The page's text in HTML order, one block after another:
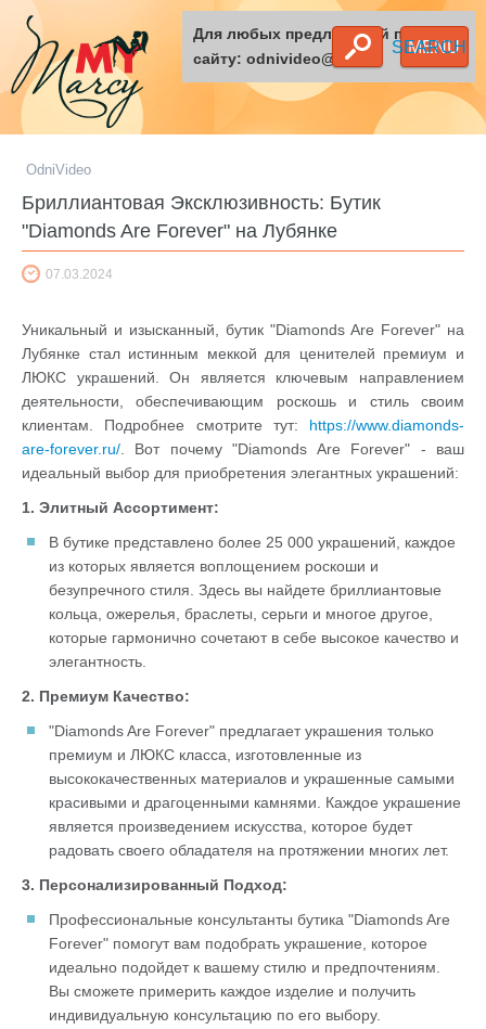
MENU
SEARCH
OdniVideo
Бриллиантовая Эксклюзивность: Бутик
"Diamonds Are Forever" на Лубянке
07.03.2024
Уникальный и изысканный, бутик "Diamonds Are Forever" на
Лубянке стал истинным меккой для ценителей премиум и
ЛЮКС украшений. Он является ключевым направлением
деятельности, обеспечивающим роскошь и стиль своим
клиентам. Подробнее смотрите тут: https://www.diamonds-
are-forever.ru/ . Вот почему "Diamonds Are Forever" - ваш
идеальный выбор для приобретения элегантных украшений:
1. Элитный Ассортимент:
В бутике представлено более 25 000 украшений, каждое
из которых является воплощением роскоши и
безупречного стиля. Здесь вы найдете бриллиантовые
кольца, ожерелья, браслеты, серьги и многое другое,
которые гармонично сочетают в себе высокое качество и
элегантность.
2. Премиум Качество:
"Diamonds Are Forever" предлагает украшения только
премиум и ЛЮКС класса, изготовленные из
высококачественных материалов и украшенные самыми
красивыми и драгоценными камнями. Каждое украшение
является произведением искусства, которое будет
радовать своего обладателя на протяжении многих лет.
3. Персонализированный Подход:
Профессиональные консультанты бутика "Diamonds Are
Forever" помогут вам подобрать украшение, которое
идеально подойдет к вашему стилю и предпочтениям.
Вы сможете примерить каждое изделие и получить
индивидуальную консультацию по его выбору.
Для любых предложений по
сайту: odnivideo@cp9.ru